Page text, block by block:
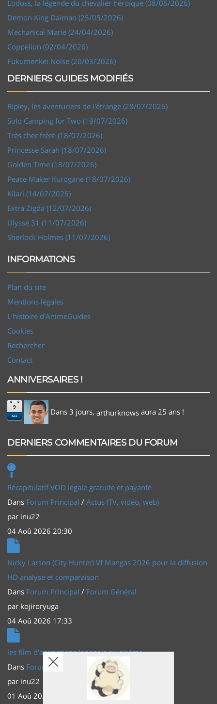
Lodoss, la légende du chevalier héroïque (08/06/2026)
Demon King Daimao (25/05/2026)
Mechanical Marie (24/04/2026)
Coppelion (02/04/2026)
Fukumenkei Noise (20/03/2026)
DERNIERS GUIDES MODIFIÉS
Ripley, les aventuriers de l'étrange (28/07/2026)
Solo Camping for Two (19/07/2026)
Très cher frère (18/07/2026)
Princesse Sarah (18/07/2026)
Golden Time (18/07/2026)
Peace Maker Kurogane (18/07/2026)
Kilari (14/07/2026)
Extra Zigda (12/07/2026)
Ulysse 31 (11/07/2026)
Sherlock Holmes (11/07/2026)
INFORMATIONS
Plan du site
Mentions légales
L'histoire d'AnimeGuides
Cookies
Rechercher
Contact
ANNIVERSAIRES !
9
Aoû Dans 3 jours, arthurknows aura 25 ans !
DERNIERS COMMENTAIRES DU FORUM
Récapitulatif VOD légale gratuite et payante
Dans Forum Principal / Actus (TV, vidéo, web)
par inu22
04 Aoû 2026 20:30
Nicky Larson (City Hunter) Vf Mangas 2026 pour la diffusion
HD analyse et comparaison
Dans Forum Principal / Forum Général
par kojiroryuga
04 Aoû 2026 17:33
les film d'animations Japonais au cinéma
Dans Forum Principal
Actus (TV, vidéo, web)
par inu22
01 Aoû 2026 20:56